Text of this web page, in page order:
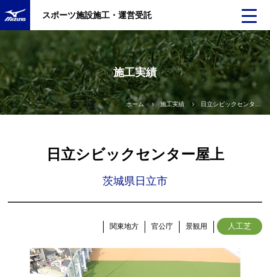
スポーツ施設施工・運営受託
施工実績
ホーム 施工実績
日立シビックセンター屋上
茨城県日立市
関東地方 官公庁 景観用 人工芝